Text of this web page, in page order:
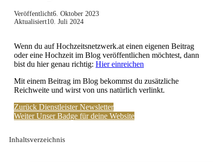
Veröffentlicht6. Oktober 2023
Aktualisiert10. Juli 2024
Wenn du auf Hochzeitsnetzwerk.at einen eigenen Beitrag
oder eine Hochzeit im Blog veröffentlichen möchtest, dann
bist du hier genau richtig: Hier einreichen
Mit einem Beitrag im Blog bekommst du zusätzliche
Reichweite und wirst von uns natürlich verlinkt.
Zurück Dienstleister Newsletter
WeiterUnser Badge für deine Website
Inhaltsverzeichnis